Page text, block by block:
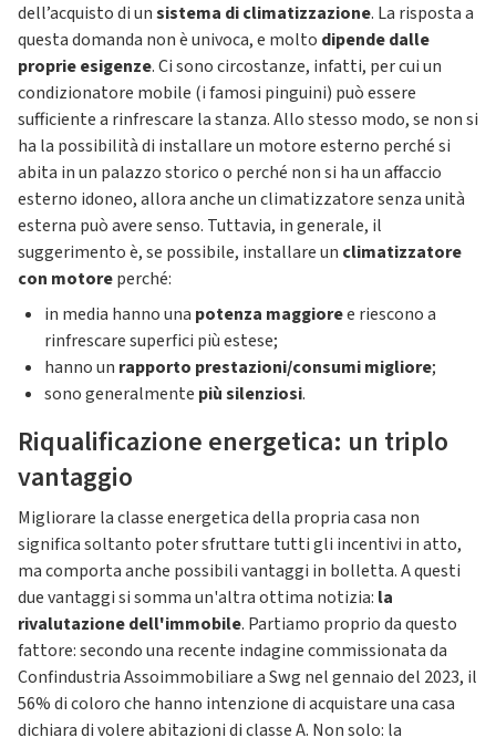
dell’acquisto di unsistema di climatizzazione. La risposta a
questa domanda non è univoca, e molto dipende dalle
proprie esigenze. Ci sono circostanze, infatti, per cui un
condizionatore mobile (i famosi pinguini) può essere
sufficiente a rinfrescare la stanza. Allo stesso modo, se non si
ha la possibilità di installare un motore esterno perché si
abita in un palazzo storico o perché non si ha un affaccio
esterno idoneo, allora anche un climatizzatore senza unità
esterna può avere senso. Tuttavia, in generale, il
suggerimento è, se possibile, installare un climatizzatore
con motoreperché:
in media hanno una potenza maggioree riescono a
rinfrescare superfici più estese;
hanno un rapporto prestazioni/consumi migliore;
sono generalmente più silenziosi.
Riqualificazione energetica: un triplo
vantaggio
Migliorare la classe energetica della propria casa non
significa soltanto poter sfruttare tutti gli incentivi in atto,
ma comporta anche possibili vantaggi in bolletta. A questi
due vantaggi si somma un'altra ottima notizia: la
rivalutazione dell'immobile. Partiamo proprio da questo
fattore: secondo una recente indagine commissionata da
Confindustria Assoimmobiliare a Swg nel gennaio del 2023, il
56% di coloro che hanno intenzione di acquistare una casa
dichiara di volere abitazioni di classe A. Non solo: la